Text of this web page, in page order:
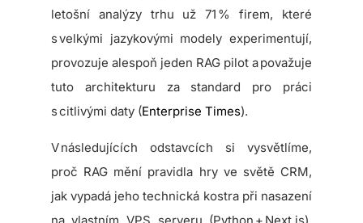
letošní analýzy trhu už 71 % firem, které
s velkými jazykovými modely experimentují,
provozuje alespoň jeden RAG pilot a považuje
tuto architekturu za standard pro práci
s citlivými daty (Enterprise Times).
V následujících odstavcích si vysvětlíme,
proč RAG mění pravidla hry ve světě CRM,
jak vypadá jeho technická kostra při nasazení